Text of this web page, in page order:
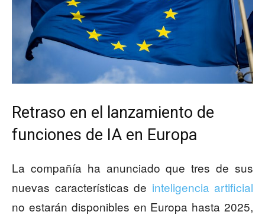
Retraso en el lanzamiento de
funciones de IA en Europa
La compañía ha anunciado que tres de sus
nuevas características de inteligencia artificial
no estarán disponibles en Europa hasta 2025,